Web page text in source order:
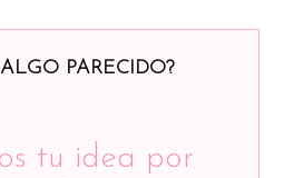
PARECIDO?
tu idea por